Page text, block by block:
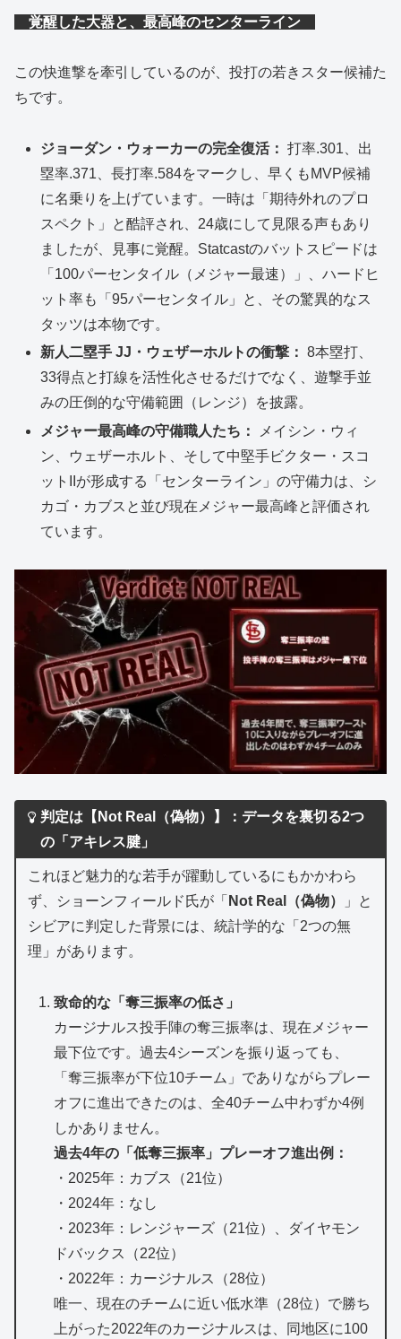
覚醒した大器と、最高峰のセンターライン
この快進撃を牽引しているのが、投打の若きスター候補た
ちです。
ジョーダン・ウォーカーの完全復活： 打率.301、出
塁率.371、長打率.584をマークし、早くもMVP候補
に名乗りを上げています。一時は「期待外れのプロ
スペクト」と酷評され、24歳にして見限る声もあり
ましたが、見事に覚醒。Statcastのバットスピードは
「100パーセンタイル（メジャー最速）」、ハードヒ
ット率も「95パーセンタイル」と、その驚異的なス
タッツは本物です。
新人二塁手 JJ・ウェザーホルトの衝撃： 8本塁打、
33得点と打線を活性化させるだけでなく、遊撃手並
みの圧倒的な守備範囲（レンジ）を披露。
メジャー最高峰の守備職人たち：
メイシン・ウィ
ン、ウェザーホルト、そして中堅手ビクター・スコ
ットIIが形成する「センターライン」の守備力は、シ
カゴ・カブスと並び現在メジャー最高峰と評価され
ています。
判定は【Not Real（偽物）】：データを裏切る2つ
の「アキレス腱」
これほど魅力的な若手が躍動しているにもかかわら
ず、ショーンフィールド氏が「 Not Real（偽物）
」と
シビアに判定した背景には、統計学的な「2つの無
理」があります。
致命的な「奪三振率の低さ」
カージナルス投手陣の奪三振率は、現在メジャー
最下位です。過去4シーズンを振り返っても、
「奪三振率が下位10チーム」でありながらプレー
オフに進出できたのは、全40チーム中わずか4例
しかありません。
過去4年の「低奪三振率」プレーオフ進出例：
・2025年：カブス（21位）
・2024年：なし
・2023年：レンジャーズ（21位）、ダイヤモン
ドバックス（22位）
・2022年：カージナルス（28位）
唯一、現在のチームに近い低水準（28位）で勝ち
上がった2022年のカージナルスは、同地区に100